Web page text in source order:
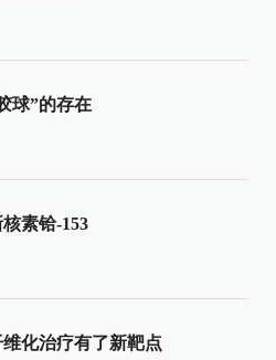
球”的存在
素铪-153
化治疗有了新靶点